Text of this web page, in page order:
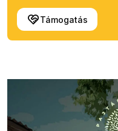
Támogatás